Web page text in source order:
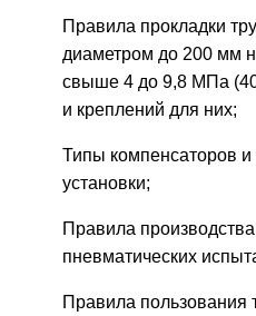
Правила прокладки
диаметром до 200 мм
свыше 4 до 9,8 МПа
и креплений для них;
Типы компенсаторов и
установки;
Правила
пневматических
Правила пользования